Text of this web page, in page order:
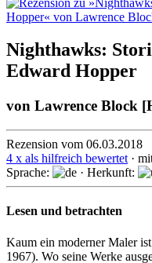
Nighthawks:
Edward Hopper
von Lawrence Block
Rezension vom 06.03.2018
4 x als hilfreich bewertet ·
Sprache:
· Herkunft:
Lesen und betrachten
Kaum ein moderner Maler
1967). Wo seine Werke